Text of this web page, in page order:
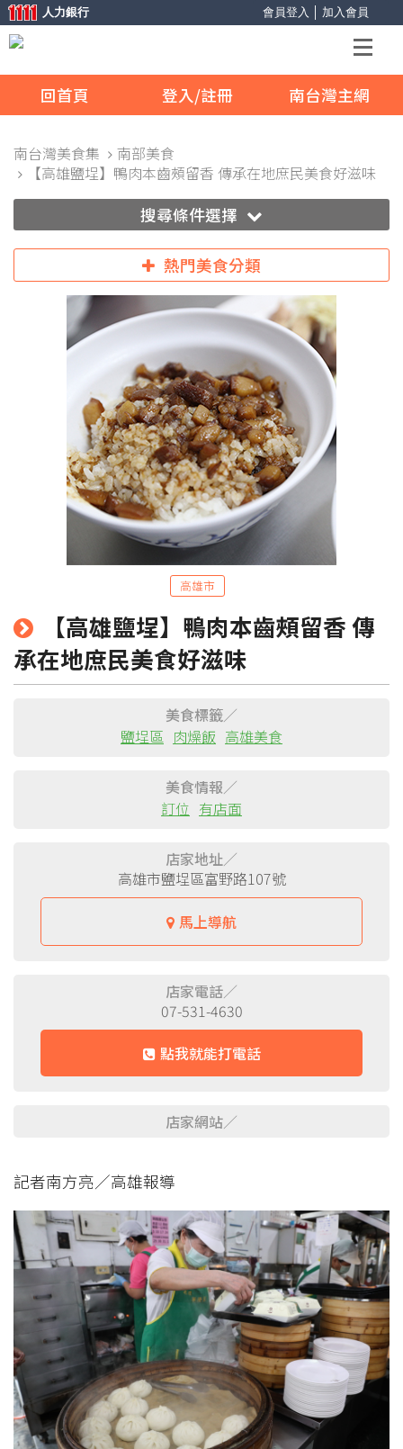
會員登入 加入會員
人力銀行
Line@
回首頁 登入/註冊 南台灣主網
南台灣美食集
南部美食
【高雄鹽埕】鴨肉本齒頰留香 傳承在地庶民美食好滋味
搜尋條件選擇
熱門美食分類
高雄市
【高雄鹽埕】鴨肉本齒頰留香 傳
承在地庶民美食好滋味
美食標籤／
鹽埕區 肉燥飯 高雄美食
美食情報／
訂位 有店面
店家地址／
高雄市鹽埕區富野路107號
馬上導航
店家電話／
07-531-4630
點我就能打電話
店家網站／
記者南方亮／高雄報導